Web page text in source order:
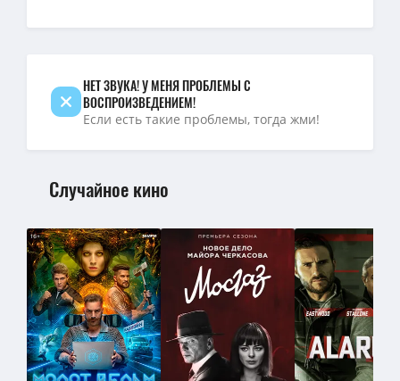
4K — Водный мир / Waterworld (1995) UHD BDRemux [H.265/
НЕТ ЗВУКА! У МЕНЯ ПРОБЛЕМЫ С
ВОСПРОИЗВЕДЕНИЕМ!
Если есть такие проблемы, тогда жми!
Случайное кино